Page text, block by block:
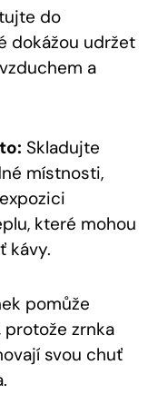
do
dokážou udržet
a
Skladujte
místnosti,
které mohou
kávy.
pomůže
zrnka
svou chuť